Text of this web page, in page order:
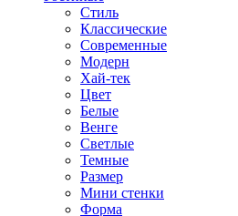
Стиль
Классические
Современные
Модерн
Хай-тек
Цвет
Белые
Венге
Светлые
Темные
Размер
Мини стенки
Форма